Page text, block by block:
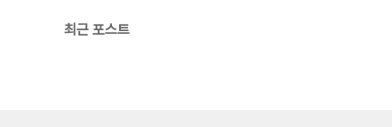
최근 포스트